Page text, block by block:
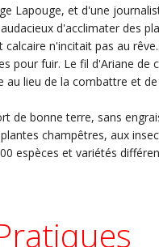
Lapouge, et d'une
d'acclimater des
n'incitait pas au
pour fuir. Le fil d'Ariane de
au lieu de la combattre et
de bonne terre, sans
champêtres, aux
espèces et variétés